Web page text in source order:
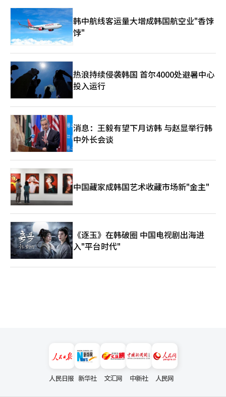
党则可能在即将到来的国会选举中进一步扩大影响力。此外，外
交、经济和社会改革政策可能面临调整，韩国未来走向仍存诸多变
数。 【图片来源 韩联社】
韩中航线客运量大增成韩国航空业"香饽
饽"
热浪持续侵袭韩国 首尔4000处避暑中心
投入运行
消息：王毅有望下月访韩 与赵显举行韩
中外长会谈
中国藏家成韩国艺术收藏市场新"金主"
《逐玉》在韩破圈 中国电视剧出海进
入"平台时代"
人民日报 新华社 文汇网 中新社 人民网